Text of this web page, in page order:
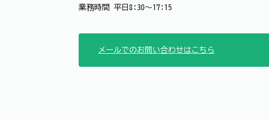
業務時間 平日8:30～17:15
メールでのお問い合わせはこちら